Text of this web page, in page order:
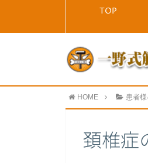
TOP
HOME 患者
頚椎症